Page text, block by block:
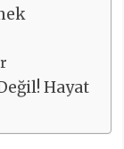
Hayat